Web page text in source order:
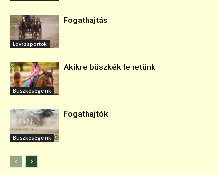
Lovassportok
Fogathajtás
Büszkeségeink
Akikre büszkék lehetünk
Büszkeségeink
Fogathajtók